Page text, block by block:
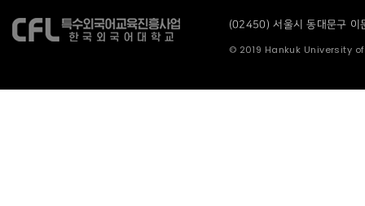
(02450) 서울시 동대문구
© 2019 Hankuk University